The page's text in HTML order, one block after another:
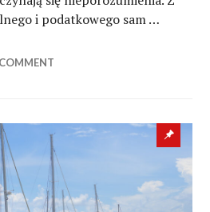
i podatkowego sam …
UE, rezydencja spoza UE a
Sticky
post